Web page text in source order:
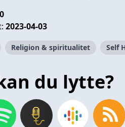
2023-04-03
Religion & spiritualitet Self
du lytte?